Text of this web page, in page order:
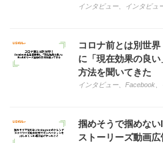
インタビュー インタビュ
コロナ前とは別世
に「現在効果の良
方法を聞いてきた
インタビュー Facebook
掴めそうで掴めない
ストーリーズ動画